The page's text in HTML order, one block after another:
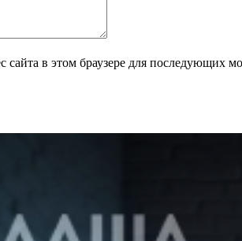
сайта в этом браузере для последующих